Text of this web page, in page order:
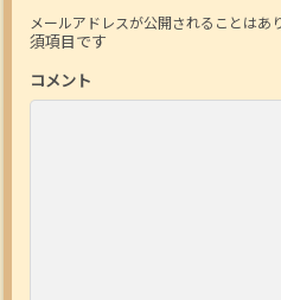
メールアドレスが公開されることはあ
須項目です
コメント